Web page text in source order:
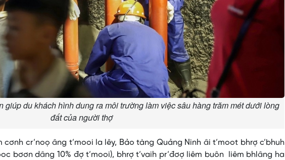
giúp du khách hình dung ra môi trường làm việc sâu hàng trăm mét dưới lòng
đất của người thợ
cr’noọ âng t’mooi la lêy, Bảo tàng Quảng Ninh âi t’moot bhrợ c’bhuh
bơơn dâng 10% đợ t’mooi), bhrợ t’vaih pr’đơợ liêm buôn liêm bhlâng ha